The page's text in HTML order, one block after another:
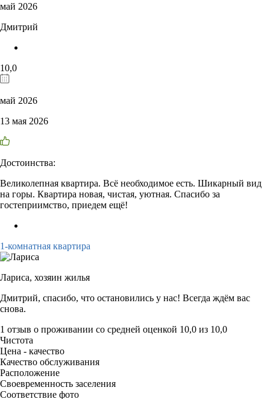
май 2026
Дмитрий
10,0
май 2026
13 мая 2026
Достоинства:
Великолепная квартира. Всё необходимое есть. Шикарный вид
на горы. Квартира новая, чистая, уютная. Спасибо за
гостеприимство, приедем ещё!
1-комнатная квартира
Лариса, хозяин жилья
Дмитрий, спасибо, что остановились у нас! Всегда ждём вас
снова.
1 отзыв о проживании со средней оценкой 10,0 из 10,0
Чистота
Цена - качество
Качество обслуживания
Расположение
Своевременность заселения
Соответствие фото